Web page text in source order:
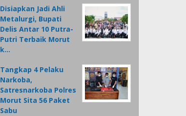
Disiapkan Jadi Ahli
Metalurgi, Bupati
Delis Antar 10 Putra-
Putri Terbaik Morut
k…
Tangkap 4 Pelaku
Narkoba,
Satresnarkoba Polres
Morut Sita 56 Paket
Sabu